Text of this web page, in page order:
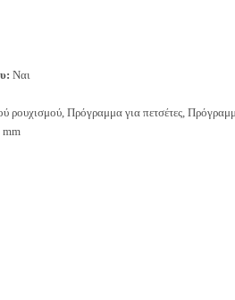
Ναι
ρουχισμού, Πρόγραμμα για πετσέτες,